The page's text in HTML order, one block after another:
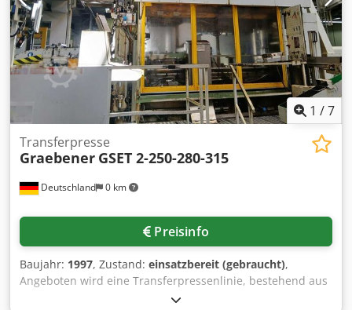
1 /7
Deutschland 0 km
Transferpresse
Graebener GSET 2-250-280-315
Preisinfo
Baujahr: 1997, Zustand: einsatzbereit (gebraucht),
Angeboten wird eine Transferpressenlinie, bestehend aus
einer Zweiständer-Transferpresse Gräbener inklusive